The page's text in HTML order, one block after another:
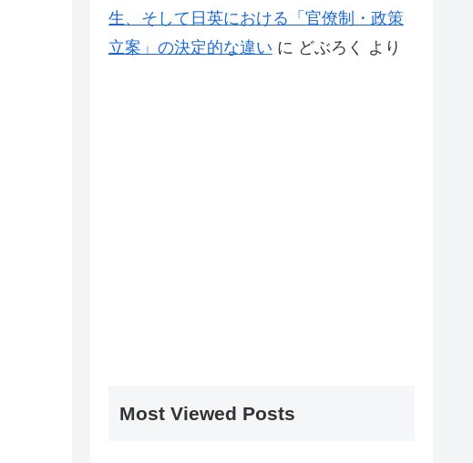
生、そして日英における「官僚制・政策
立案」の決定的な違い に どぶろく より
Most Viewed Posts